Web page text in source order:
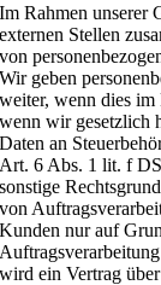
Im Rahmen unserer
externen Stellen
von
Wir geben
weiter, wenn dies
wenn wir gesetzlich
Daten an
Art. 6 Abs. 1 lit. f
sonstige
von
Kunden nur auf
wird ein Vertrag